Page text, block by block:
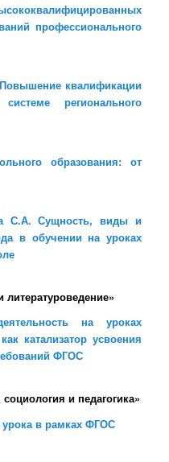
профессионального
квалификации
регионального
образования: от
С.А. Сущность, виды и
в обучении на уроках
на уроках
катализатор усвоения
ФГОС
и педагогика»
в рамках ФГОС